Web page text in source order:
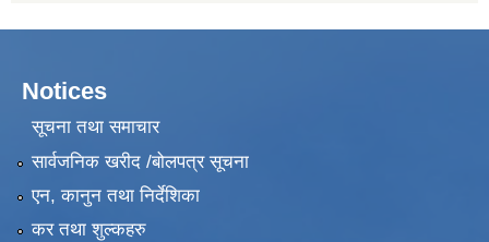
Notices
सूचना तथा समाचार
सार्वजनिक खरीद /बोलपत्र सूचना
एन, कानुन तथा निर्देशिका
कर तथा शुल्कहरु